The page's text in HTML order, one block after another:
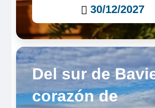
30/12/2027
Del sur de
corazón de